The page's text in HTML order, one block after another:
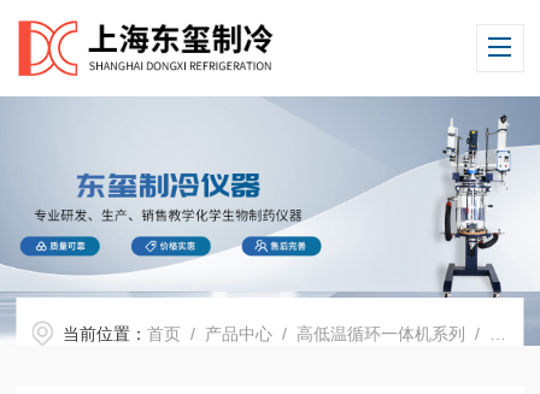
当前位置：首页 / 产品中心 / 高低温循环一体机系列 /